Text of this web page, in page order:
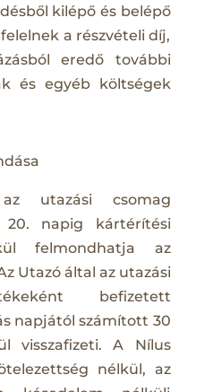
kilépő és belépő
a részvételi díj,
eredő további
és egyéb költségek
utazási csomag
20. napig kártérítési
felmondhatja az
Utazó által az utazási
befizetett
napjától számított 30
visszafizeti. A Nílus
nélkül, az